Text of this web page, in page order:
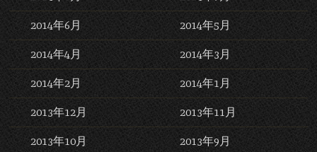
2014年6月 2014年5月
2014年4月 2014年3月
2014年2月 2014年1月
2013年12月 2013年11月
2013年10月 2013年9月